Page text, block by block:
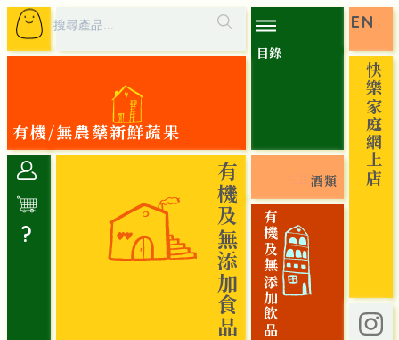
目錄
有機/無農藥新鮮蔬果
EN
快樂家庭網上店
? 有機及無添加食品 酒類
有機及無添加飲品